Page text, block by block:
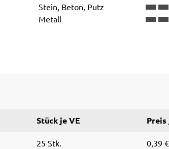
Stein, Beton, Putz
Metall
Stück je VE Preis
25 Stk. 0,39 €